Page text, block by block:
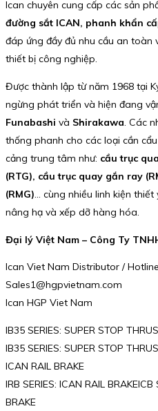
Ican chuyên cung cấp các sản
đường sắt ICAN, phanh khẩn
đáp ứng đầy đủ nhu cầu an toàn
thiết bị công nghiệp.
Được thành lập từ năm 1968 tại
ngừng phát triển và hiện đang
Funabashi và Shirakawa. Các
thống phanh cho các loại cần
cảng trung tâm như: cầu trục
(RTG), cầu trục quay gắn ray
(RMG)… cùng nhiều linh kiện
nâng hạ và xếp dỡ hàng hóa.
Đại lý Việt Nam – Công Ty
Ican Viet Nam Distributor /
Sales1@hgpvietnam.com
Ican HGP Viet Nam
IB35 SERIES: SUPER STOP
IB35 SERIES: SUPER STOP
ICAN RAIL BRAKE
IRB SERIES: ICAN RAIL BRAKEICB
BRAKE